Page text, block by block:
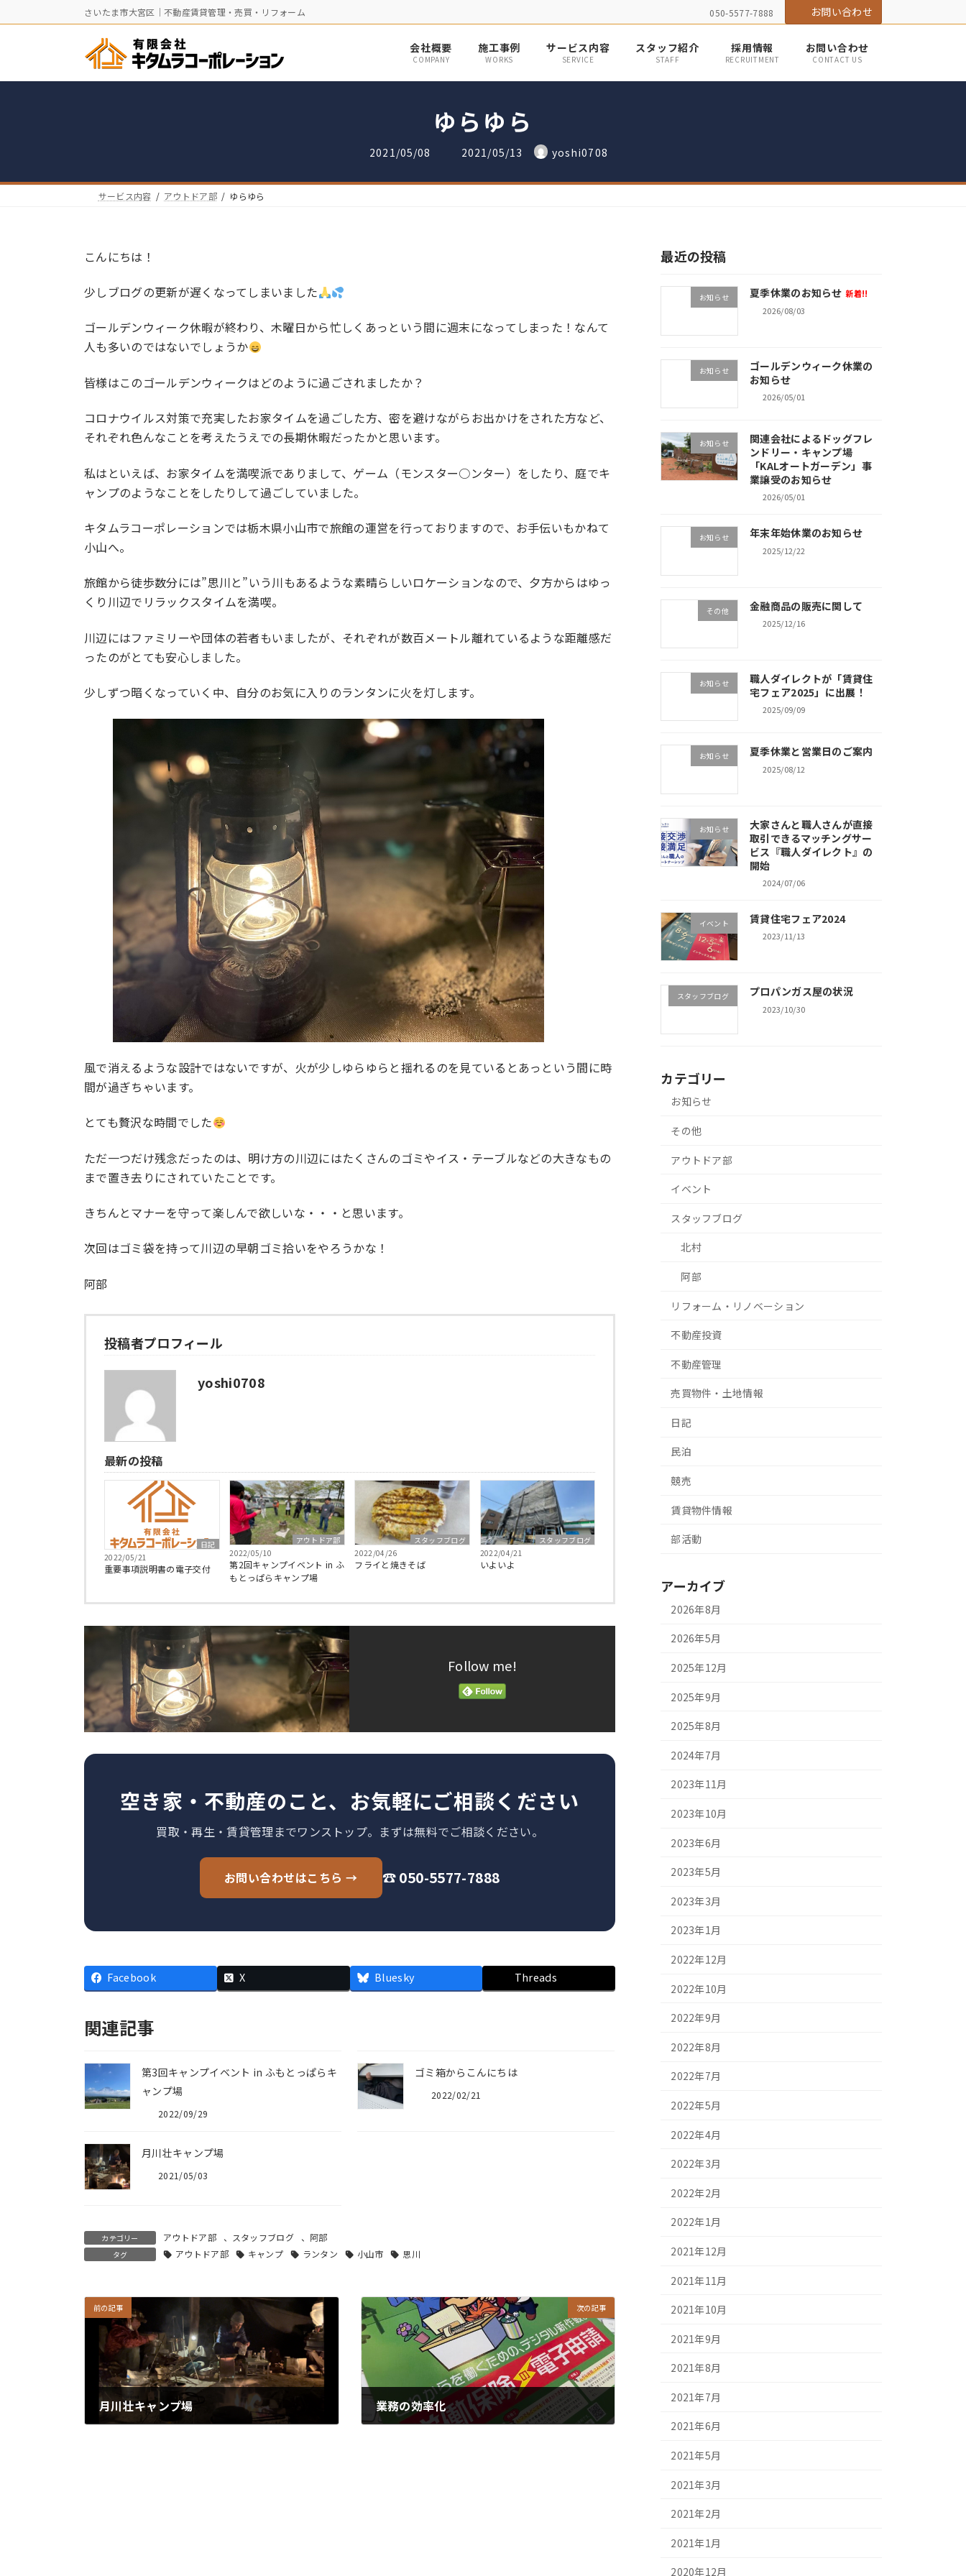
ン
ツ
ビ
シ
さいたま市大宮区｜不動産賃貸管理・売買・リフォーム 050-5577-7888 お問い合わせ
会社概要
COMPANY
施工事例
WORKS
サービス内容
SERVICE
スタッフ紹介
STAFF
採用情報
RECRUITMENT
お問い合わせ
CONTACT US
ゆらゆら
2021/05/08 最
終
日
2021/05/13 yoshi0708
サービス内容 アウトドア部 ゆらゆら
こんにちは！
少しブログの更新が遅くなってしまいました
ゴールデンウィーク休暇が終わり、木曜日から忙しくあっという間に週末になってしまった！なんて
人も多いのではないでしょうか
皆様はこのゴールデンウィークはどのように過ごされましたか？
コロナウイルス対策で充実したお家タイムを過ごした方、密を避けながらお出かけをされた方など、
それぞれ色んなことを考えたうえでの長期休暇だったかと思います。
私はといえば、お家タイムを満喫派でありまして、ゲーム（モンスター○ンター）をしたり、庭でキ
ャンプのようなことをしたりして過ごしていました。
キタムラコーポレーションでは栃木県小山市で旅館の運営を行っておりますので、お手伝いもかねて
小山へ。
旅館から徒歩数分には”思川と”いう川もあるような素晴らしいロケーションなので、夕方からはゆっ
くり川辺でリラックスタイムを満喫。
川辺にはファミリーや団体の若者もいましたが、それぞれが数百メートル離れているような距離感だ
ったのがとても安心しました。
少しずつ暗くなっていく中、自分のお気に入りのランタンに火を灯します。
風で消えるような設計ではないですが、火が少しゆらゆらと揺れるのを見ているとあっという間に時
間が過ぎちゃいます。
とても贅沢な時間でした
ただ一つだけ残念だったのは、明け方の川辺にはたくさんのゴミやイス・テーブルなどの大きなもの
まで置き去りにされていたことです。
きちんとマナーを守って楽しんで欲しいな・・・と思います。
次回はゴミ袋を持って川辺の早朝ゴミ拾いをやろうかな！
阿部
投稿者プロフィール
yoshi0708
最新の投稿
日記
2022/05/21
重要事項説明書の電子交付
アウトドア部
2022/05/10
第2回キャンプイベント in ふ
もとっぱらキャンプ場
スタッフブログ
2022/04/26
フライと焼きそば
スタッフブログ
2022/04/21
いよいよ
Follow me!
空き家・不動産のこと、お気軽にご相談ください
買取・再生・賃貸管理までワンストップ。まずは無料でご相談ください。
お問い合わせはこちら → ☎ 050-5577-7888
Facebook X Bluesky Threads
関連記事
第3回キャンプイベント in ふもとっぱらキ
ャンプ場
2022/09/29
ゴミ箱からこんにちは
2022/02/21
月川壮キャンプ場
2021/05/03
カテゴリー アウトドア部 、 スタッフブログ 、 阿部
タグ アウトドア部 キャンプ ランタン 小山市 思川
前の記事
月川壮キャンプ場
次の記事
業務の効率化
最近の投稿
お知らせ 夏季休業のお知らせ 新着!!
2026/08/03
お知らせ
ゴールデンウィーク休業の
お知らせ
2026/05/01
お知らせ
関連会社によるドッグフレ
ンドリー・キャンプ場
「KALオートガーデン」事
業譲受のお知らせ
2026/05/01
お知らせ 年末年始休業のお知らせ
2025/12/22
その他 金融商品の販売に関して
2025/12/16
お知らせ
職人ダイレクトが「賃貸住
宅フェア2025」に出展！
2025/09/09
お知らせ 夏季休業と営業日のご案内
2025/08/12
お知らせ
大家さんと職人さんが直接
取引できるマッチングサー
ビス『職人ダイレクト』の
開始
2024/07/06
イベント 賃貸住宅フェア2024
2023/11/13
スタッフブログ プロパンガス屋の状況
2023/10/30
カテゴリー
お知らせ
その他
アウトドア部
イベント
スタッフブログ
北村
阿部
リフォーム・リノベーション
不動産投資
不動産管理
売買物件・土地情報
日記
民泊
競売
賃貸物件情報
部活動
アーカイブ
2026年8月
2026年5月
2025年12月
2025年9月
2025年8月
2024年7月
2023年11月
2023年10月
2023年6月
2023年5月
2023年3月
2023年1月
2022年12月
2022年10月
2022年9月
2022年8月
2022年7月
2022年5月
2022年4月
2022年3月
2022年2月
2022年1月
2021年12月
2021年11月
2021年10月
2021年9月
2021年8月
2021年7月
2021年6月
2021年5月
2021年3月
2021年2月
2021年1月
2020年12月